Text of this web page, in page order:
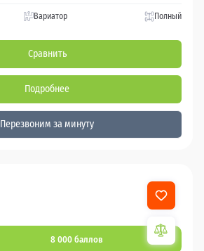
Вариатор Полный
Сравнить
Подробнее
Перезвоним за минуту
8 000 баллов